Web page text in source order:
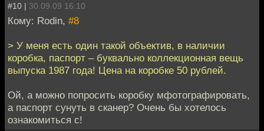
#10 | 30.09.09 16:10
Кому: Rodin, #8
> У меня есть один такой объектив, в наличии
коробка, паспорт – буквально коллекционная вещь
выпуска 1987 года! Цена на коробке 50 рублей.
Ой, а можно попросить коробку мфотографировать,
а паспорт сунуть в сканер? Очень бы хотелось
ознакомиться с!